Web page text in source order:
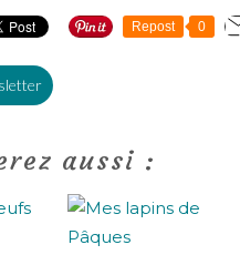
Repost 0
aussi :